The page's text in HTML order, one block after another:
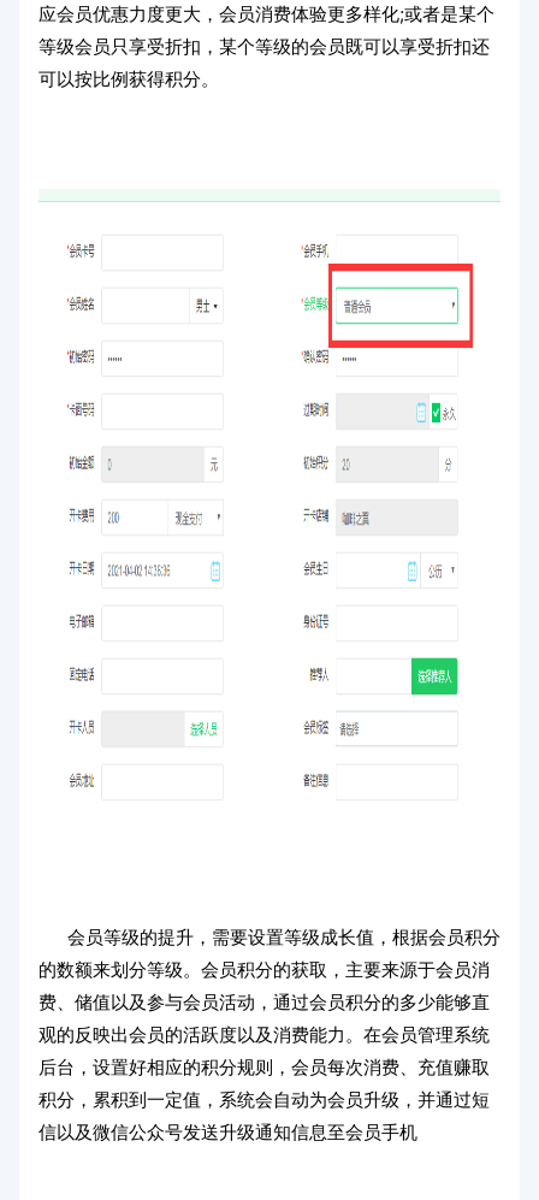
应会员优惠力度更大，会员消费体验更多样化;或者是某个
等级会员只享受折扣，某个等级的会员既可以享受折扣还
可以按比例获得积分。
会员等级的提升，需要设置等级成长值，根据会员积分
的数额来划分等级。会员积分的获取，主要来源于会员消
费、储值以及参与会员活动，通过会员积分的多少能够直
观的反映出会员的活跃度以及消费能力。在会员管理系统
后台，设置好相应的积分规则，会员每次消费、充值赚取
积分，累积到一定值，系统会自动为会员升级，并通过短
信以及微信公众号发送升级通知信息至会员手机